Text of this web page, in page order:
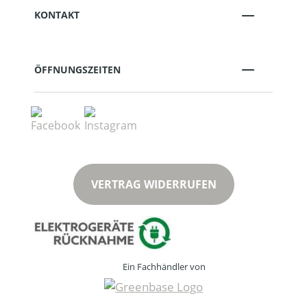
KONTAKT
ÖFFNUNGSZEITEN
VERTRAG WIDERRUFEN
Ein Fachhändler von